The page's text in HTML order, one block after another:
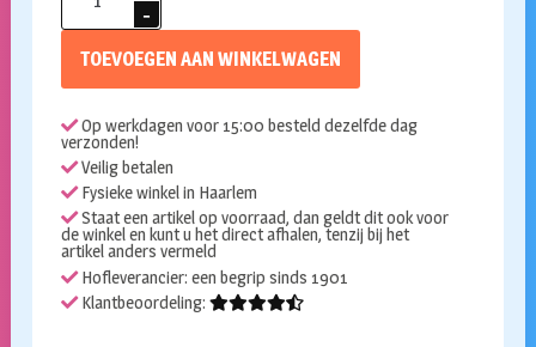
TOEVOEGEN AAN WINKELWAGEN
Op werkdagen voor 15:00 besteld dezelfde dag
verzonden!
Veilig betalen
Fysieke winkel in Haarlem
Staat een artikel op voorraad, dan geldt dit ook voor
de winkel en kunt u het direct afhalen, tenzij bij het
artikel anders vermeld
Hofleverancier: een begrip sinds 1901
Klantbeoordeling: